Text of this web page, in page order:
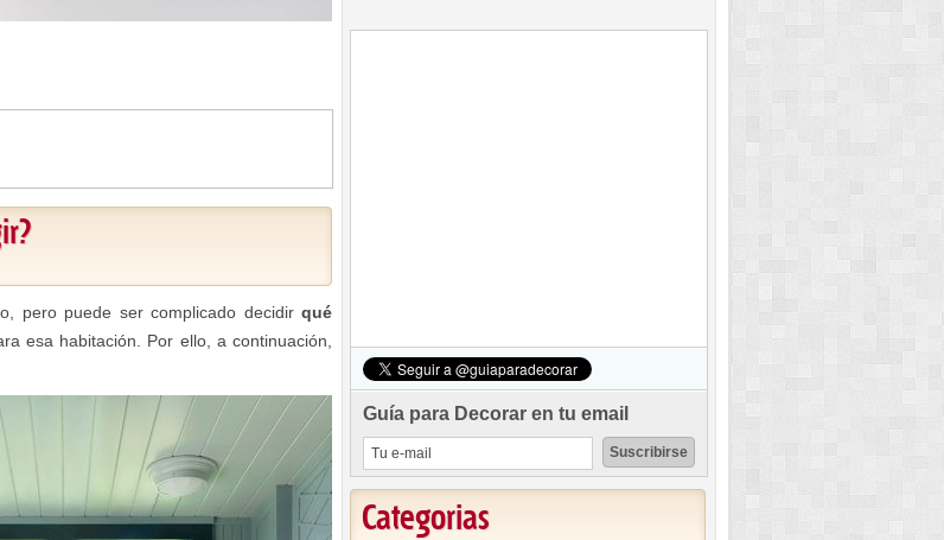
pero puede ser complicado decidir qué
esa habitación. Por ello, a continuación,
Guía para Decorar en tu email
Categorias